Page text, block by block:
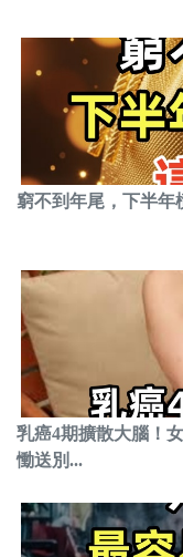
窮不到年尾，下半年
乳癌4期擴散大腦！
慟送別...